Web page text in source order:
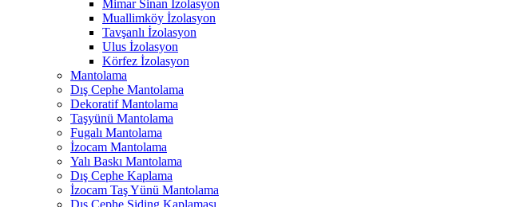
Mimar Sinan İzolasyon
Muallimköy İzolasyon
Tavşanlı İzolasyon
Ulus İzolasyon
Körfez İzolasyon
Mantolama
Dış Cephe Mantolama
Dekoratif Mantolama
Taşyünü Mantolama
Fugalı Mantolama
İzocam Mantolama
Yalı Baskı Mantolama
Dış Cephe Kaplama
İzocam Taş Yünü Mantolama